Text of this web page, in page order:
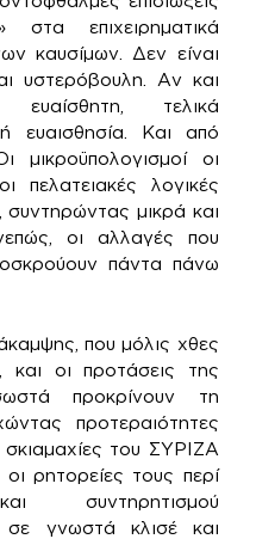
επιχειρηματικά
καυσίμων. Δεν είναι
υστερόβουλη. Αν και
ευαίσθητη, τελικά
ευαισθησία. Και από
μικροϋπολογισμοί οι
πελατειακές λογικές
μικρά και
οι αλλαγές που
πάντα πάνω
που μόλις χθες
και οι προτάσεις της
προκρίνουν τη
προτεραιότητες
του ΣΥΡΙΖΑ
ρητορείες τους περί
συντηρητισμού
σε γνωστά κλισέ και